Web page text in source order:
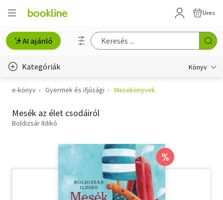
Üres
AI ajánló
Kategóriák Könyv
Életmód, egészség
Erotika
Hobbi, szabadidő
e-könyv Gyermek és ifjúsági Mesekönyvek
Mesék az élet csodáiról
Boldizsár Ildikó
%